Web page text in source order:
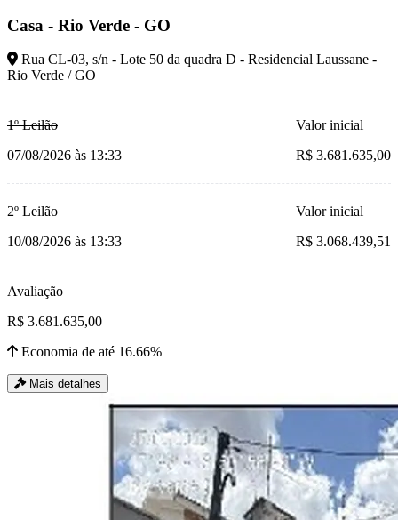
Casa - Rio Verde - GO
Rua CL-03, s/n - Lote 50 da quadra D - Residencial Laussane -
Rio Verde / GO
1º Leilão
07/08/2026 às 13:33
Valor inicial
R$ 3.681.635,00
2º Leilão
10/08/2026 às 13:33
Valor inicial
R$ 3.068.439,51
Avaliação
R$ 3.681.635,00
Economia de até 16.66%
Mais detalhes